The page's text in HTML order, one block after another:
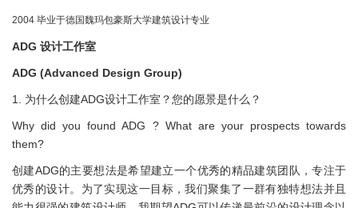
2004 毕业于德国魏玛包豪斯大学建筑设计专业
ADG 设计工作室
ADG (Advanced Design Group)
1. 为什么创建ADG设计工作室？您的愿景是什么？
Why did you found ADG ? What are your prospects towards
them?
创建ADG的主要想法是希望建立一个优秀的精品建筑团队，专注于
优秀的设计。为了实现这一目标，我们聚集了一群有独特想法并且